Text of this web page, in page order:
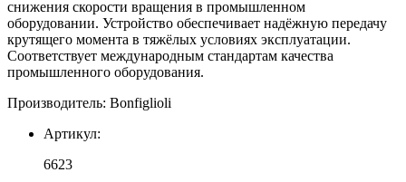
P71
B14
B3
снижения скорости вращения в промышленном
оборудовании. Устройство обеспечивает надёжную передачу
крутящего момента в тяжёлых условиях эксплуатации.
Соответствует международным стандартам качества
промышленного оборудования.
Производитель: Bonfiglioli
Артикул:
6623